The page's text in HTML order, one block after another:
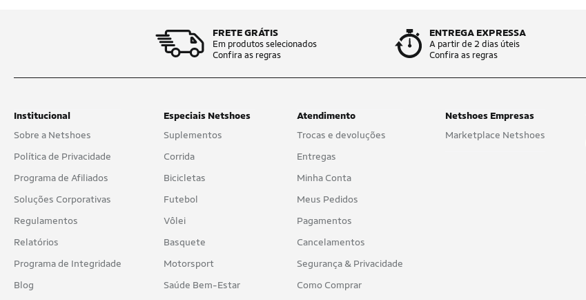
FRETE GRÁTIS
Em produtos selecionados
Confira as regras
ENTREGA EXPRESSA
A partir de 2 dias úteis
Confira as regras
Institucional
Sobre a Netshoes
Política de Privacidade
Programa de Afiliados
Soluções Corporativas
Regulamentos
Relatórios
Programa de Integridade
Blog
Especiais Netshoes
Suplementos
Corrida
Bicicletas
Futebol
Vôlei
Basquete
Motorsport
Saúde Bem-Estar
Atendimento
Trocas e devoluções
Entregas
Minha Conta
Meus Pedidos
Pagamentos
Cancelamentos
Segurança & Privacidade
Como Comprar
Netshoes Empresas
Marketplace Netshoes